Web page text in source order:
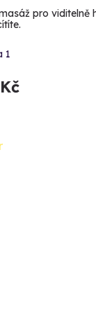
pro viditelně
1